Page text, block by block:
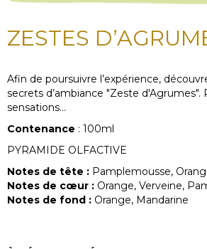
ZESTES
Afin de poursuivre l’expérience,
secrets d’ambiance "Zeste d'Agrumes".
sensations...
Contenance : 100ml
PYRAMIDE OLFACTIVE
Notes de tête : Pamplemousse,
Notes de cœur : Orange, Verveine,
Notes de fond : Orange, Mandarine